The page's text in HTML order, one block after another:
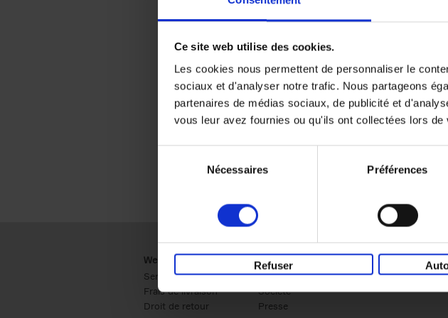
Ce site web utilise des cookies.
Les cookies nous permettent de personnaliser le
sociaux et d'analyser notre trafic. Nous partageons
partenaires de médias sociaux, de publicité et
vous leur avez fournies ou qu'ils ont collectées lors
Nécessaires Préférences
Refuser
Clo
Webshop
Service clients
Frais de livraison
Droit de retour
Business
Ventes
Société
Presse
Société
Qui sommes-